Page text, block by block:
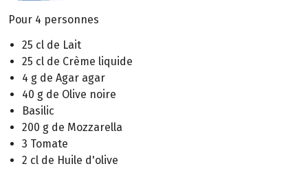
Pour 4 personnes
25 cl de Lait
25 cl de Crème liquide
4 g de Agar agar
40 g de Olive noire
Basilic
200 g de Mozzarella
3 Tomate
2 cl de Huile d'olive